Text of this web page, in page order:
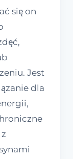
się on
Jest
dla